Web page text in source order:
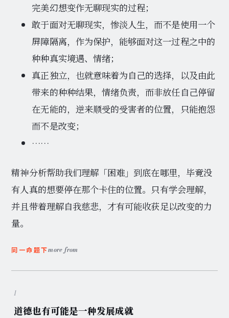
完美幻想变作无聊现实的过程；
敢于面对无聊现实，惨淡人生，而不是使用一个
屏障隔离，作为保护，能够面对这一过程之中的
种种真实境遇、情绪；
真正独立，也就意味着为自己的选择，以及由此
带来的种种结果，情绪负责，而非放任自己停留
在无能的，逆来顺受的受害者的位置，只能抱怨
而不是改变；
……
精神分析帮助我们理解「困难」到底在哪里，毕竟没
有人真的想要停在那个卡住的位置。只有学会理解，
并且带着理解自我慈悲，才有可能收获足以改变的力
量。
同一命题下more from
1
道德也有可能是一种发展成就